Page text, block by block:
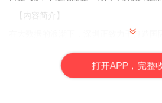
【内容简介】
在大数据的浪潮下，深圳正致力于打造国
出。他们的目标是通过大数据技术，优化
通拥堵问题，为市民提供高效便捷、绿色
打开APP，完整